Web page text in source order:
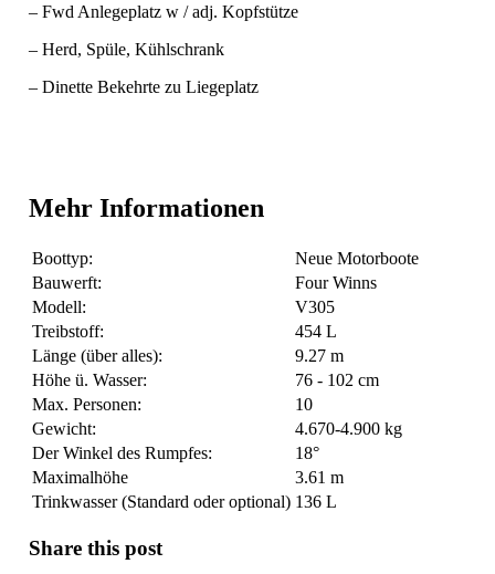
– Fwd Anlegeplatz w / adj. Kopfstütze
– Herd, Spüle, Kühlschrank
– Dinette Bekehrte zu Liegeplatz
Mehr Informationen
Boottyp:
Neue Motorboote
Bauwerft:
Four Winns
Modell:
V305
Treibstoff:
454 L
Länge (über alles):
9.27 m
Höhe ü. Wasser:
76 - 102 cm
Max. Personen:
10
Gewicht:
4.670-4.900 kg
Der Winkel des Rumpfes:
18°
Maximalhöhe
3.61 m
Trinkwasser (Standard oder optional) 136 L
Share this post